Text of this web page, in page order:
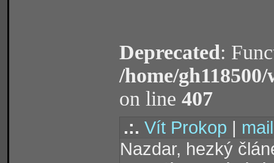
Deprecated:
/home/
on line 407
.:. Vít Prokop | mail
Nazdar, hezký